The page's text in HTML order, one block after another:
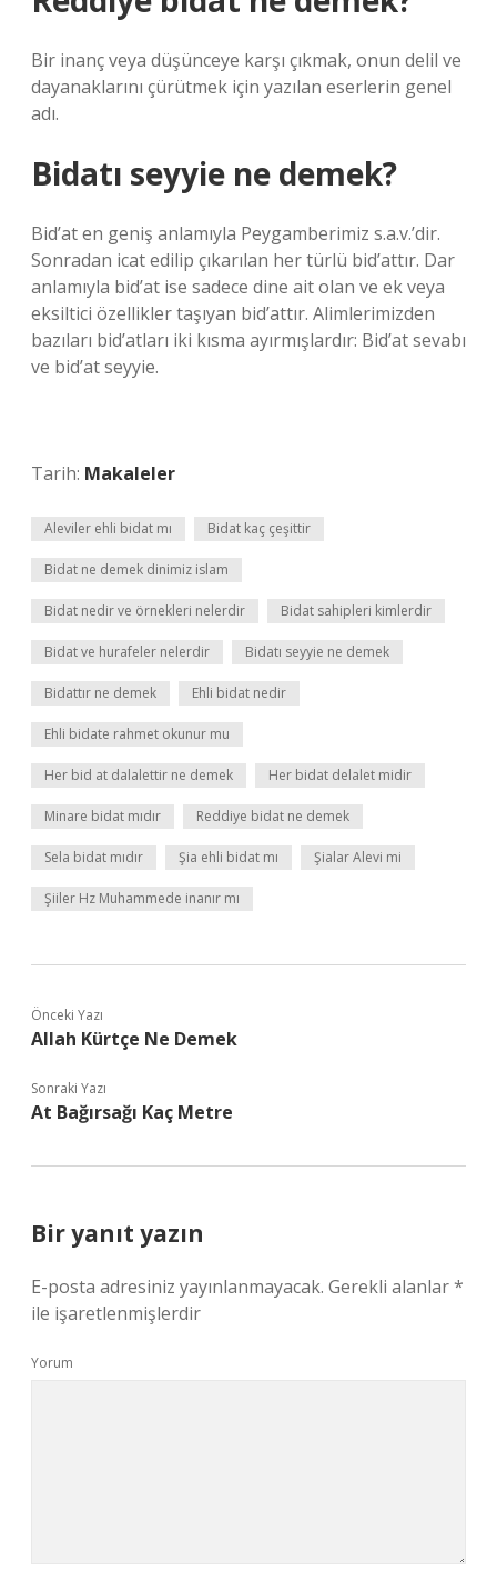
Bir inanç veya düşünceye karşı çıkmak, onun delil ve
dayanaklarını çürütmek için yazılan eserlerin genel
adı.
Bidatı seyyie ne demek?
Bid’at en geniş anlamıyla Peygamberimiz s.a.v.’dir.
Sonradan icat edilip çıkarılan her türlü bid’attır. Dar
anlamıyla bid’at ise sadece dine ait olan ve ek veya
eksiltici özellikler taşıyan bid’attır. Alimlerimizden
bazıları bid’atları iki kısma ayırmışlardır: Bid’at sevabı
ve bid’at seyyie.
Tarih: Makaleler
Aleviler ehli bidat mı Bidat kaç çeşittir
Bidat ne demek dinimiz islam
Bidat nedir ve örnekleri nelerdir Bidat sahipleri kimlerdir
Bidat ve hurafeler nelerdir Bidatı seyyie ne demek
Bidattır ne demek Ehli bidat nedir
Ehli bidate rahmet okunur mu
Her bid at dalalettir ne demek Her bidat delalet midir
Minare bidat mıdır Reddiye bidat ne demek
Sela bidat mıdır Şia ehli bidat mı Şialar Alevi mi
Şiiler Hz Muhammede inanır mı
Önceki Yazı
Allah Kürtçe Ne Demek
Sonraki Yazı
At Bağırsağı Kaç Metre
Bir yanıt yazın
E-posta adresiniz yayınlanmayacak. Gerekli alanlar*
ile işaretlenmişlerdir
Yorum